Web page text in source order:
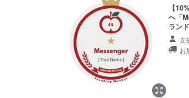
【古物商許可証】
東京都公安委員会 第
𫞉澤 正実
【
へ「
ラン
ぶ「
ち上
ジをご
支
お